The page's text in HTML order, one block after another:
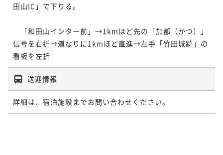
田山IC」で下りる。
「和田山インター前」→1kmほど先の「加都（かつ）」
信号を右折→道なりに1kmほど直進→左手「竹田城跡」の
送迎情報
詳細は、宿泊施設までお問い合わせください。